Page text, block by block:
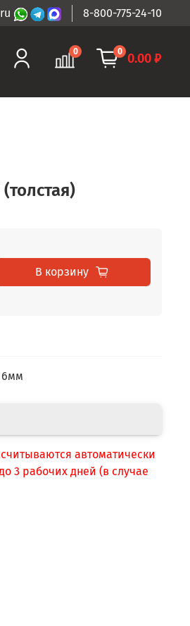
8-800-775-24-10
0 0 0.00 ₽
В корзину
6мм
автоматически
3 рабочих дней (в случае